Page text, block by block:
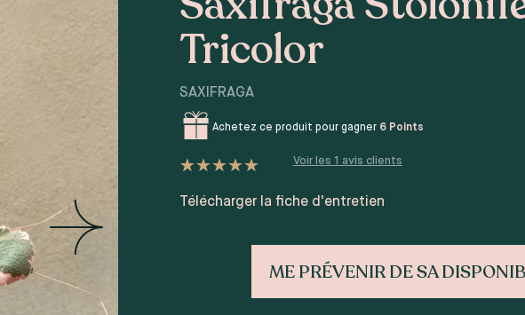
Tricolor
SAXIFRAGA
Achetez ce produit pour gagner 6Points
surnotation client
Voir les 1 avis clients
Télécharger la fiche d'entretien
ME PRÉVENIR DE SA